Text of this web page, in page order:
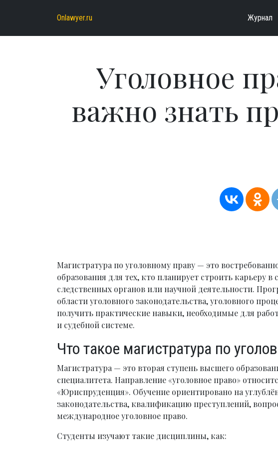
Onlawyer.ru Журнал
Уголовное
важно знать
Магистратура по уголовному праву — это
образования для тех, кто планирует строить карьеру
следственных органов или научной деятельности.
области уголовного законодательства, уголовного
получить практические навыки, необходимые для
и судебной системе.
Что такое магистратура по
Магистратура — это вторая ступень высшего
специалитета. Направление «уголовное право»
«Юриспруденция». Обучение ориентировано на
законодательства, квалификацию преступлений,
международное уголовное право.
Студенты изучают такие дисциплины, как: